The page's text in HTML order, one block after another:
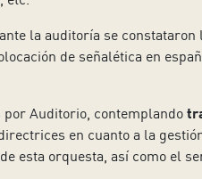
la auditoría se
de señalética en
por Auditorio, contemplando
en cuanto a la
esta orquesta, así como el